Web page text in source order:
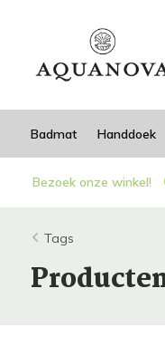
Badmat Handdoek
Bezoek onze winkel!
Tags